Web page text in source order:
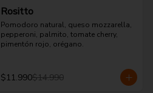
Rositto
Pomodoro natural, queso mozzarella,
pepperoni, palmito, tomate cherry,
pimentón rojo, orégano.
$11.990$14.990